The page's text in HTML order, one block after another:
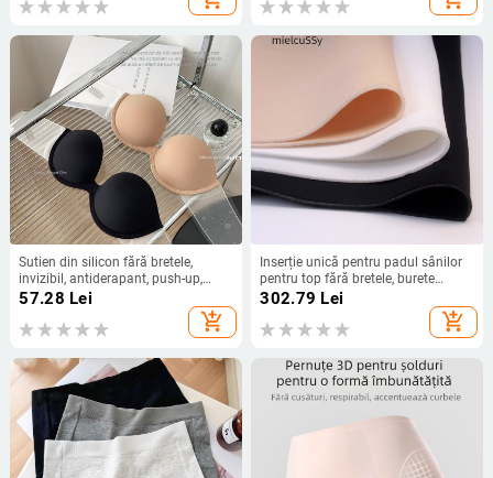
pentru Modelarea Siluetei, Pentru
Sutien din silicon fără bretele,
invizibil, antiderapant, push-up,
pentru rochii de mireasă, spate
57.28 Lei
add_shopping_cart
Inserție unică pentru padul sânilor
pentru top fără bretele, burete
pentru cupă, burete compozit, negru
302.79 Lei
add_shopping_cart